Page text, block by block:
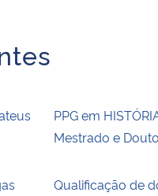
PPG em
Mestrado e
Qualificação de